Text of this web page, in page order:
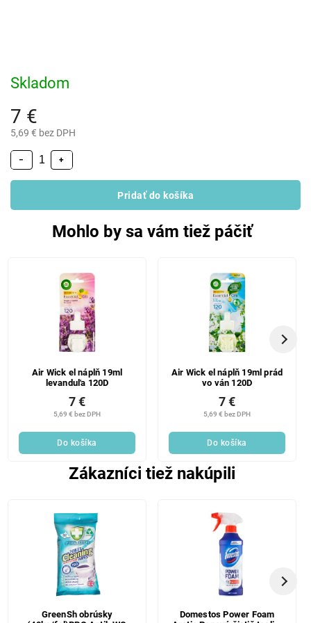
7 €
5,69 € bez DPH
Skladom
+
−
Pridať do košíka
Mohlo by sa vám tiež páčiť
Air Wick el náplň 19ml
levanduľa 120D
5,69 € bez DPH
7 €
Do košíka
Air Wick el náplň 19ml prád
vo ván 120D
5,69 € bez DPH
7 €
Do košíka
Zákazníci tiež nakúpili
GreenSh obrúsky
Domestos Power Foam